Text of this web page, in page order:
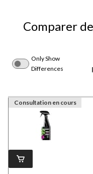
Comparer
Only Show
Differences
Consultation en cours